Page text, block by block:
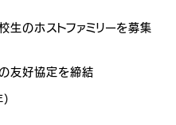
生のホストファミリーを募集
の友好協定を締結